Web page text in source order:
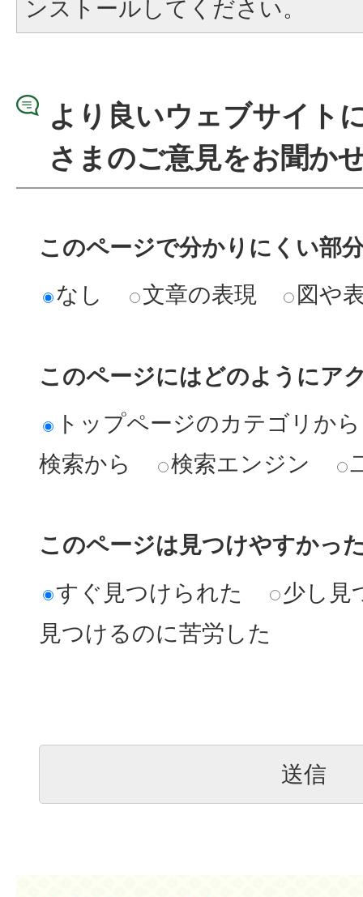
ンストールしてください。
より良いウェブサイト
さまのご意見をお聞か
このページで分かりにくい部
なし
文章の表現 図や
このページにはどのようにア
トップページのカテゴリから
検索から
検索エンジン
このページは見つけやすかっ
すぐ見つけられた
少し見
見つけるのに苦労した